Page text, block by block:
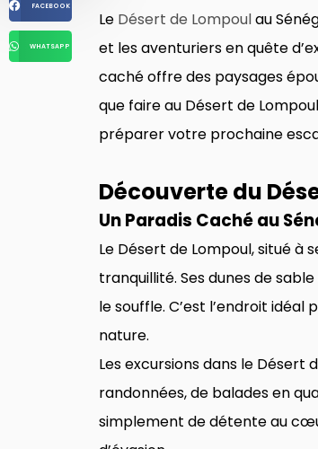
FACEBOOK
WHATSAPP
Le Désert de Lompoulau
et les aventuriers en quête
caché offre des paysages
que faire au Désert de
préparer votre prochaine
Découverte du
Un Paradis Caché au
Le Désert de Lompoul, situé à
tranquillité. Ses dunes de
le souffle. C’est l’endroit
nature.
Les excursions dans le Désert
randonnées, de balades en
simplement de détente au